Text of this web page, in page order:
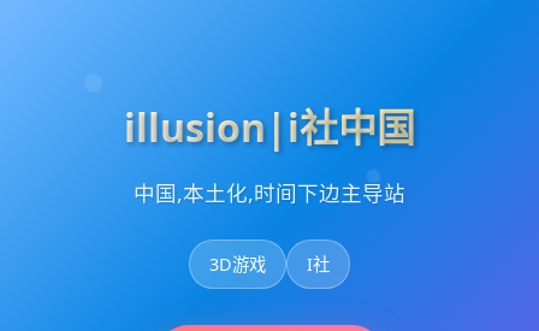
illusion|i社中国
中国,本土化,时间下边主导站
3D游戏 I社